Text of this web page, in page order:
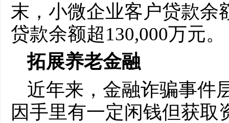
末，小微企业客户贷款余
贷款余额超130,000万元。
拓展养老金融
近年来，金融诈骗事件
因手里有一定闲钱但获